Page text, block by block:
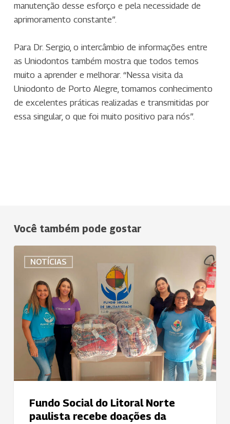
manutenção desse esforço e pela necessidade de
aprimoramento constante”.
Para Dr. Sergio, o intercâmbio de informações entre
as Uniodontos também mostra que todos temos
muito a aprender e melhorar. “Nessa visita da
Uniodonto de Porto Alegre, tomamos conhecimento
de excelentes práticas realizadas e transmitidas por
essa singular, o que foi muito positivo para nós”.
Você também pode gostar
NOTÍCIAS
Social
Litoral
Norte
paulista
recebe
doações
Uniodonto
Fundo Social do Litoral Norte
paulista recebe doações da